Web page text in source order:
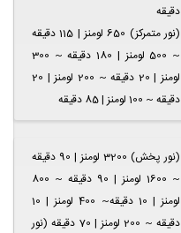
دقیقه
(نور متمرکز) 650 لومنز | 115 دقیقه
~ 500 لومنز | 180 دقیقه ~ 300
لومنز | 20 دقیقه ~ 200 لومنز | 20
دقیقه ~ 100 لومنز | 85 دقیقه
(نور پخش) 3200 لومنز | 90 دقیقه
~ 1600 لومنز | 90 دقیقه ~ 800
لومنز | 10 دقیقه~ 400 لومنز | 10
دقیقه ~ 200 لومنز | 70 دقیقه (نور